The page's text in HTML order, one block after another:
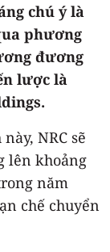
chú ý là
phương
đương
lược là
NRC sẽ
lên khoảng
năm
chế chuyển